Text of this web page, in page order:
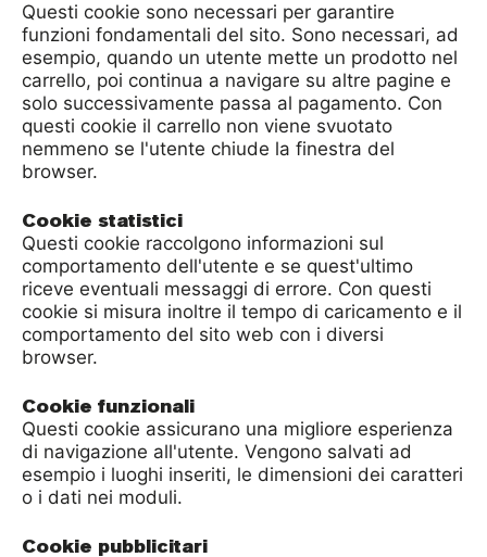
Questi cookie sono necessari per garantire
funzioni fondamentali del sito. Sono necessari, ad
esempio, quando un utente mette un prodotto nel
carrello, poi continua a navigare su altre pagine e
solo successivamente passa al pagamento. Con
questi cookie il carrello non viene svuotato
nemmeno se l'utente chiude la finestra del
browser.
Questi cookie raccolgono informazioni sul
comportamento dell'utente e se quest'ultimo
riceve eventuali messaggi di errore. Con questi
cookie si misura inoltre il tempo di caricamento e il
comportamento del sito web con i diversi
browser.
Questi cookie assicurano una migliore esperienza
di navigazione all'utente. Vengono salvati ad
esempio i luoghi inseriti, le dimensioni dei caratteri
o i dati nei moduli.